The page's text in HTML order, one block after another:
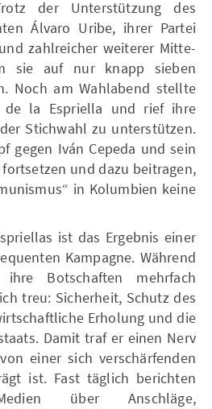
der Unterstützung des
Álvaro Uribe, ihrer Partei
zahlreicher weiterer Mitte-
sie auf nur knapp sieben
Noch am Wahlabend stellte
de la Espriella und rief ihre
Stichwahl zu unterstützen.
gegen Iván Cepeda und sein
und dazu beitragen,
in Kolumbien keine
ist das Ergebnis einer
Kampagne. Während
ihre Botschaften mehrfach
treu: Sicherheit, Schutz des
Erholung und die
Damit traf er einen Nerv
einer sich verschärfenden
ist. Fast täglich berichten
über Anschläge,